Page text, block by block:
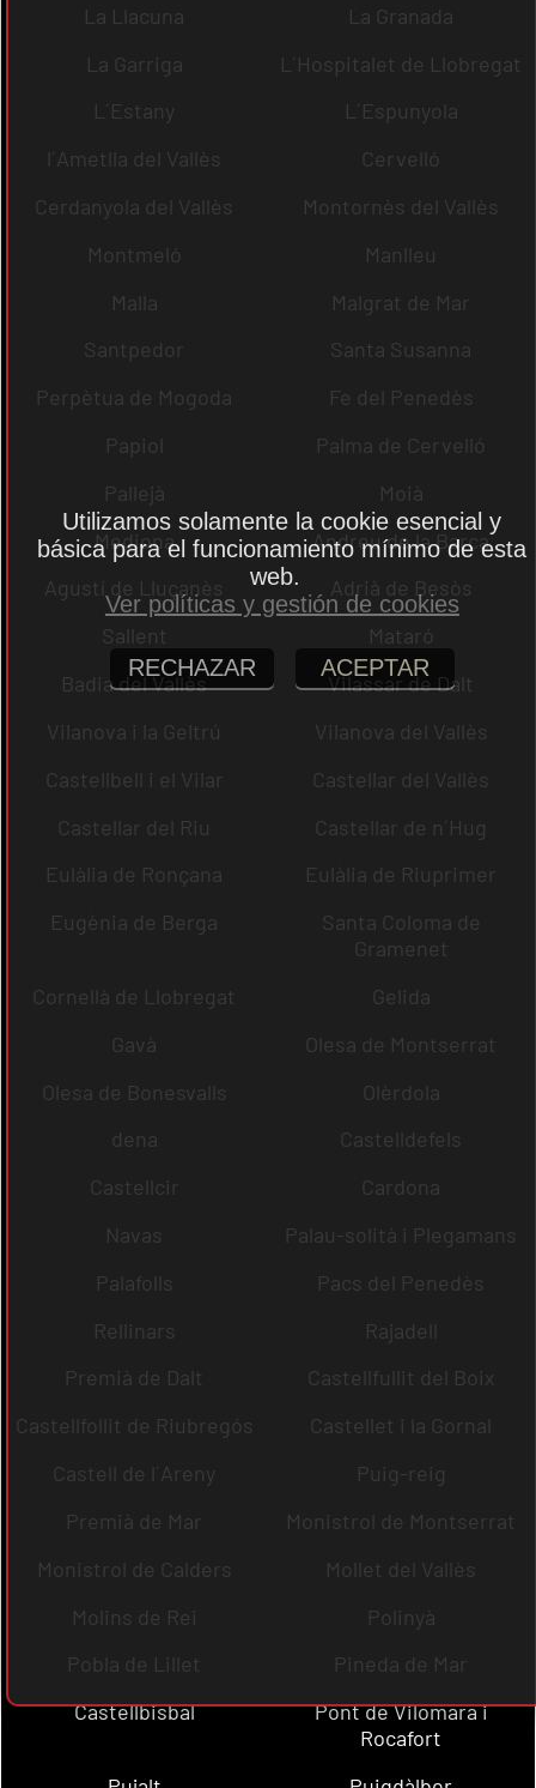
La Llacuna
La Granada
La Garriga
L´Hospitalet de Llobregat
L´Estany
L´Espunyola
l´Ametlla del Vallès
Cervelló
Cerdanyola del Vallès
Montornès del Vallès
Montmeló
Manlleu
Malla
Malgrat de Mar
Santpedor
Santa Susanna
Perpètua de Mogoda
Fe del Penedès
Papiol
Palma de Cervelló
Pallejà
Moià
Mediona
Andreu de la Barca
Agustí de Lluçanès
Adrià de Besòs
Sallent
Mataró
Badia del Vallès
Vilassar de Dalt
Vilanova i la Geltrú
Vilanova del Vallès
Castellbell i el Vilar
Castellar del Vallès
Castellar del Riu
Castellar de n´Hug
Eulàlia de Ronçana
Eulàlia de Riuprimer
Eugènia de Berga
Santa Coloma de
Gramenet
Cornellà de Llobregat
Gelida
Gavà
Olesa de Montserrat
Olesa de Bonesvalls
Olèrdola
dena
Castelldefels
Castellcir
Cardona
Navas
Palau-solità i Plegamans
Palafolls
Pacs del Penedès
Rellinars
Rajadell
Premià de Dalt
Castellfullit del Boix
Castellfollit de Riubregós
Castellet i la Gornal
Castell de l´Areny
Puig-reig
Premià de Mar
Monistrol de Montserrat
Monistrol de Calders
Mollet del Vallès
Molins de Rei
Polinyà
Pobla de Lillet
Pineda de Mar
Castellbisbal
Pont de Vilomara i
Rocafort
Utilizamos solamente la cookie esencial y
básica para el funcionamiento mínimo de esta
web.
Ver políticas y gestión de cookies
RECHAZAR ACEPTAR